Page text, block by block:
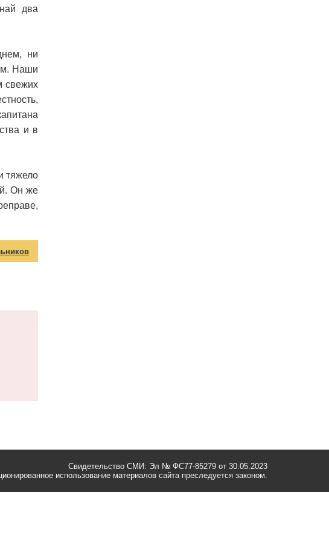
два
ни
Наши
свежих
и в
тяжело
Он же
Свидетельство СМИ: Эл № ФС77-85279 от 30.05.2023
использование материалов сайта преследуется законом.